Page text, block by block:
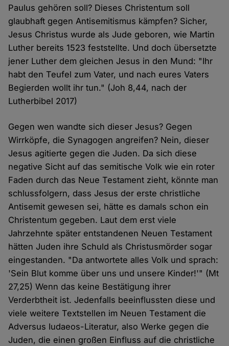
Paulus gehören soll? Dieses Christentum soll
glaubhaft gegen Antisemitismus kämpfen? Sicher,
Jesus Christus wurde als Jude geboren, wie Martin
Luther bereits 1523 feststellte. Und doch übersetzte
jener Luther dem gleichen Jesus in den Mund: "Ihr
habt den Teufel zum Vater, und nach eures Vaters
Begierden wollt ihr tun." (Joh 8,44, nach der
Lutherbibel 2017)
Gegen wen wandte sich dieser Jesus? Gegen
Wirrköpfe, die Synagogen angreifen? Nein, dieser
Jesus agitierte gegen die Juden. Da sich diese
negative Sicht auf das semitische Volk wie ein roter
Faden durch das Neue Testament zieht, könnte man
schlussfolgern, dass Jesus der erste christliche
Antisemit gewesen sei, hätte es damals schon ein
Christentum gegeben. Laut dem erst viele
Jahrzehnte später entstandenen Neuen Testament
hätten Juden ihre Schuld als Christusmörder sogar
eingestanden. "Da antwortete alles Volk und sprach:
'Sein Blut komme über uns und unsere Kinder!'" (Mt
27,25) Wenn das keine Bestätigung ihrer
Verderbtheit ist. Jedenfalls beeinflussten diese und
viele weitere Textstellen im Neuen Testament die
Adversus Iudaeos-Literatur, also Werke gegen die
Juden, die einen großen Einfluss auf die christliche